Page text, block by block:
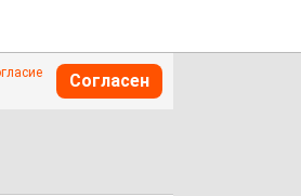
Согласен